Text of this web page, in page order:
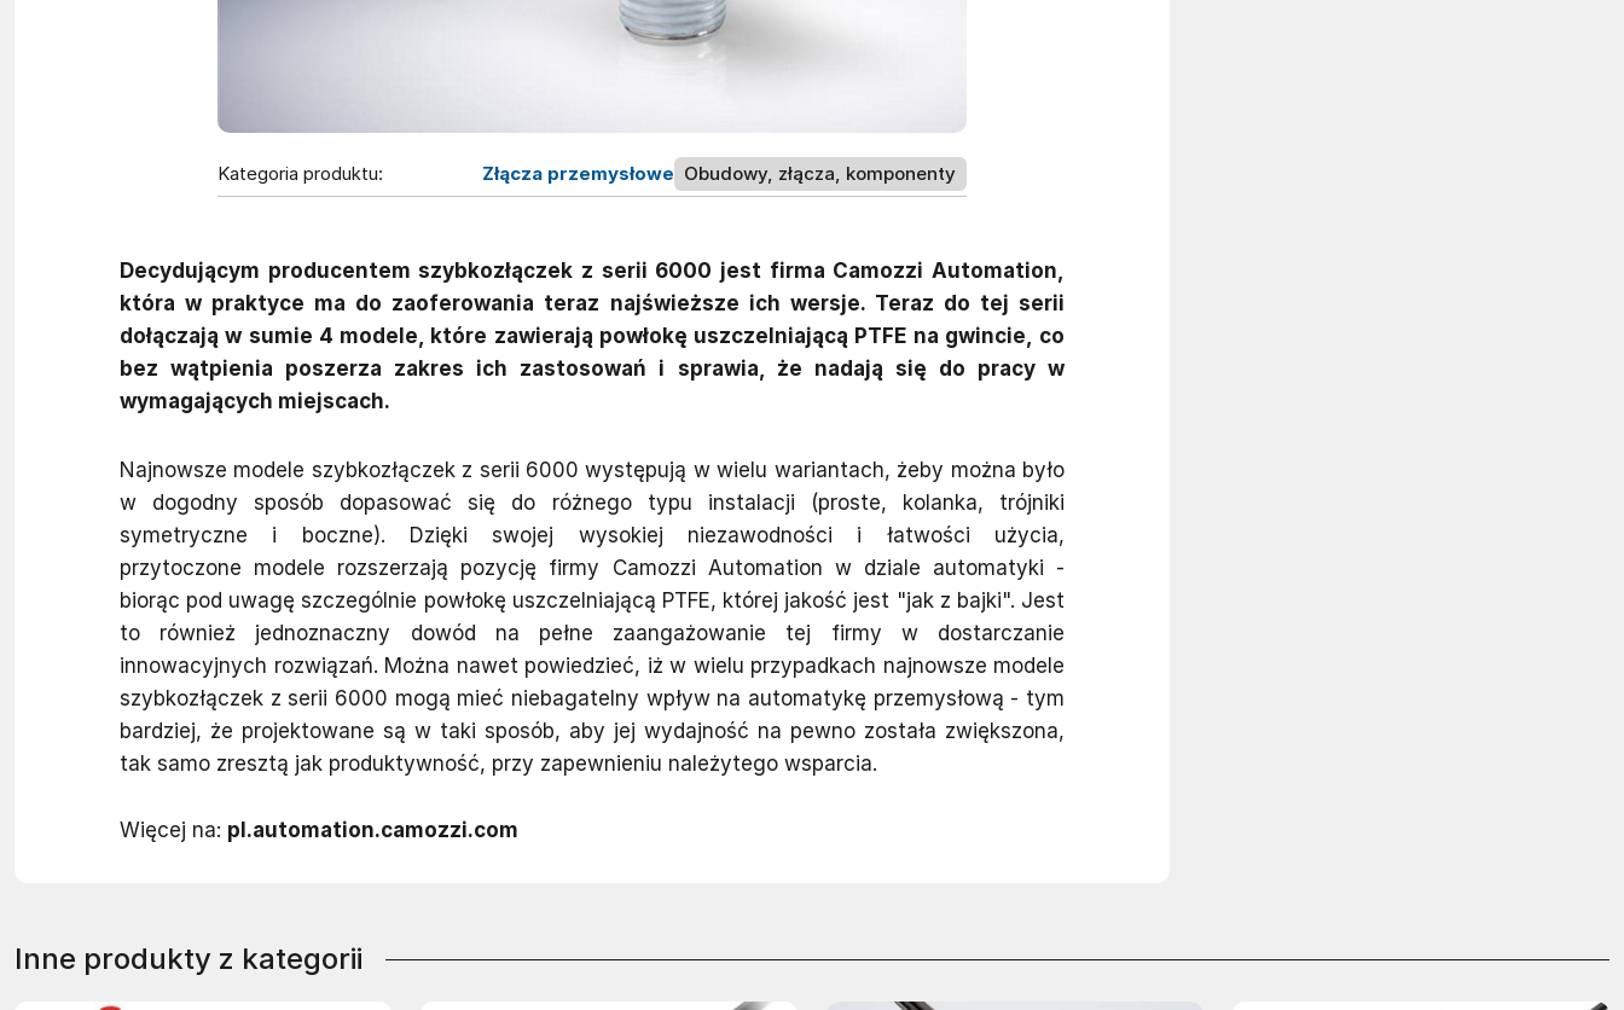
Kategoria produktu: Złącza przemysłowe Obudowy, złącza, komponenty
Decydującym producentem szybkozłączek z serii 6000 jest firma Camozzi Automation,
która w praktyce ma do zaoferowania teraz najświeższe ich wersje. Teraz do tej serii
dołączają w sumie 4 modele, które zawierają powłokę uszczelniającą PTFE na gwincie, co
bez wątpienia poszerza zakres ich zastosowań i sprawia, że nadają się do pracy w
wymagających miejscach.
Najnowsze modele szybkozłączek z serii 6000 występują w wielu wariantach, żeby można było
w dogodny sposób dopasować się do różnego typu instalacji (proste, kolanka, trójniki
symetryczne i boczne). Dzięki swojej wysokiej niezawodności i łatwości użycia,
przytoczone modele rozszerzają pozycję firmy Camozzi Automation w dziale automatyki -
biorąc pod uwagę szczególnie powłokę uszczelniającą PTFE, której jakość jest "jak z bajki". Jest
to również jednoznaczny dowód na pełne zaangażowanie tej firmy w dostarczanie
innowacyjnych rozwiązań. Można nawet powiedzieć, iż w wielu przypadkach najnowsze modele
szybkozłączek z serii 6000 mogą mieć niebagatelny wpływ na automatykę przemysłową - tym
bardziej, że projektowane są w taki sposób, aby jej wydajność na pewno została zwiększona,
tak samo zresztą jak produktywność, przy zapewnieniu należytego wsparcia.
Więcej na: pl.automation.camozzi.com
Inne produkty z kategorii